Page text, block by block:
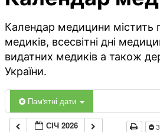
Календар медицини містить
медиків, всесвітні дні
видатних медиків а також
України.
Пам'ятні дати
СІЧ 2026